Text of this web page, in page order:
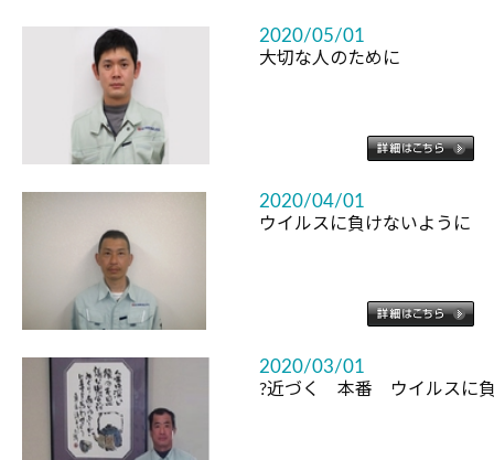
2020/05/01
大切な人のために
2020/04/01
ウイルスに負けないように
2020/03/01
?近づく 本番 ウイルスに負